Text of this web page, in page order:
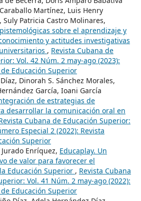
Martínez, Luis Henry
Suly Patricia Castro Molinares,
sobre el aprendizaje y
y actitudes investigativas
, Revista Cubana de
Vol. 42 Núm. 2 may-ago (2023):
Educación Superior
Dinorah S. Sánchez Morales,
García, Ioani García
de estrategias de
desarrollar la comunicación oral en
Cubana de Educación Superior:
Especial 2 (2022): Revista
Superior
Enríquez, Educaplay. Un
de valor para favorecer el
Educación Superior , Revista Cubana
Vol. 41 Núm. 2 may-ago (2022):
Educación Superior